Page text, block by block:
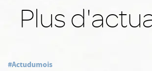
Plus
#Actudumois